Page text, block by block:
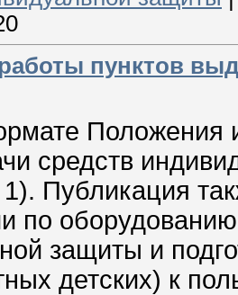
пунктов
Положения
средств
Публикация
по
защиты и
детских) к